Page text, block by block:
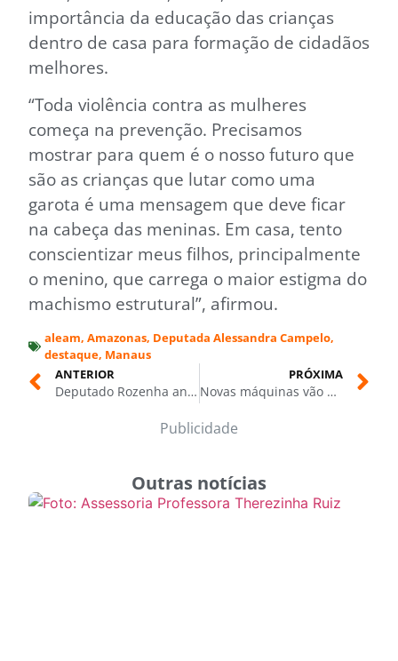
importância da educação das crianças
dentro de casa para formação de cidadãos
melhores.
“Toda violência contra as mulheres
começa na prevenção. Precisamos
mostrar para quem é o nosso futuro que
são as crianças que lutar como uma
garota é uma mensagem que deve ficar
na cabeça das meninas. Em casa, tento
conscientizar meus filhos, principalmente
o menino, que carrega o maior estigma do
machismo estrutural”, afirmou.
aleam, Amazonas, Deputada Alessandra Campelo,
destaque, Manaus
ANTERIOR
Deputado Rozenha anuncia filiação ao PSD e reforça aliança com Omar Aziz para 2026
PRÓXIMA
Novas máquinas vão melhorar ramais e garantir escoamento da produção agrícola no interior do Amazonas
Publicidade
Outras notícias